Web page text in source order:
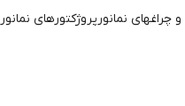
چراغهای نمانورپروژکتورهای نمانور